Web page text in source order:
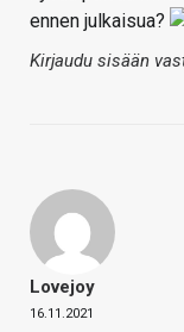
ennen julkaisua?
Kirjaudu sisään
Lovejoy
16.11.2021